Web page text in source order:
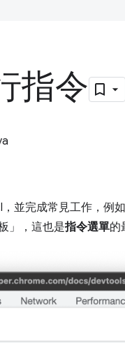
指令
並完成常見工作，例如
」
，這也是指令選單的